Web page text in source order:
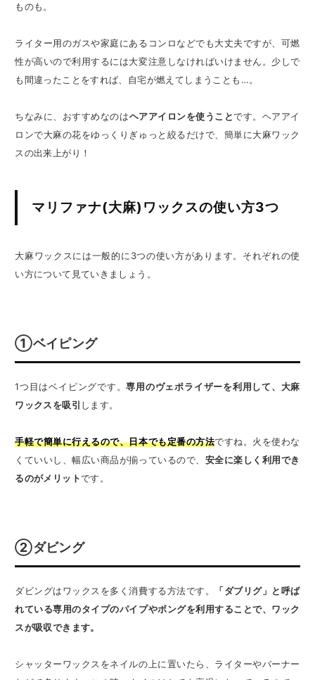
ものも。
ライター用のガスや家庭にあるコンロなどでも大丈夫ですが、可燃
性が高いので利用するには大変注意しなければいけません。少しで
も間違ったことをすれば、自宅が燃えてしまうことも…。
ちなみに、おすすめなのはヘアアイロンを使うことです。ヘアアイ
ロンで大麻の花をゆっくりぎゅっと絞るだけで、簡単に大麻ワック
スの出来上がり！
マリファナ(大麻)ワックスの使い方3つ
大麻ワックスには一般的に3つの使い方があります。それぞれの使
い方について見ていきましょう。
①ベイピング
1つ目はベイピングです。専用のヴェポライザーを利用して、大麻
ワックスを吸引 します。
手軽で簡単に行えるので、日本でも定番の方法ですね。火を使わな
くていいし、幅広い商品が揃っているので、 安全に楽しく利用でき
るのがメリットです。
②ダビング
ダビングはワックスを多く消費する方法です。
「ダブリグ」と呼ば
れている専用のタイプのパイプやボングを利用することで、ワック
スが吸収できます。
シャッターワックスをネイルの上に置いたら、ライターやバーナー